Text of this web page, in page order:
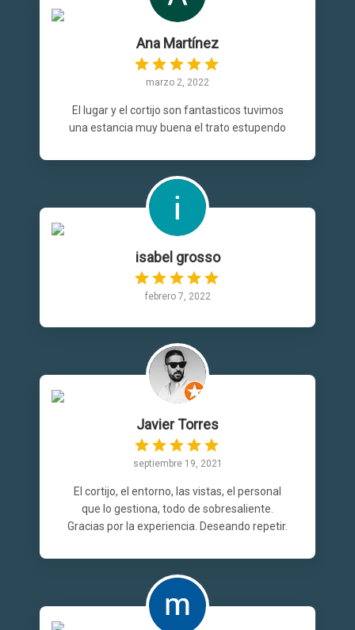
Ana Martínez
marzo 2, 2022
El lugar y el cortijo son fantasticos tuvimos
una estancia muy buena el trato estupendo
isabel grosso
febrero 7, 2022
Javier Torres
septiembre 19, 2021
El cortijo, el entorno, las vistas, el personal
que lo gestiona, todo de sobresaliente.
Gracias por la experiencia. Deseando repetir.